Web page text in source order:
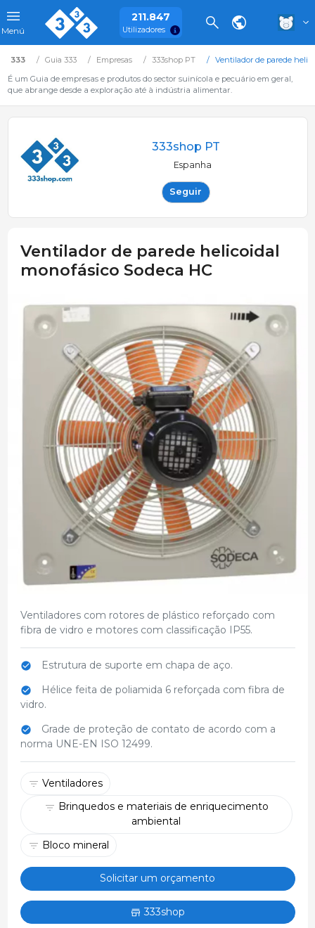
Menú
211.847
Utilizadores
333 Guia 333 Empresas 333shop PT
Ventilador de parede
É um Guia de empresas e produtos do sector suinícola e pecuário em geral,
que abrange desde a exploração até à indústria alimentar.
333shop PT
Espanha
Seguir
Ventilador de parede helicoidal
monofásico Sodeca HC
Ventiladores com rotores de plástico reforçado com
fibra de vidro e motores com classificação IP55.
Estrutura de suporte em chapa de aço.
Hélice feita de poliamida 6 reforçada com fibra de
vidro.
Grade de proteção de contato de acordo com a
norma UNE-EN ISO 12499.
Ventiladores
Brinquedos e materiais de enriquecimento
ambiental
Bloco mineral
Solicitar um orçamento
333shop